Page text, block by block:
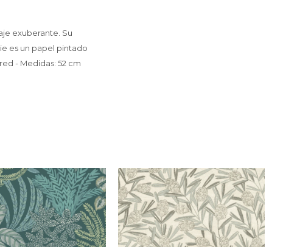
exuberante. Su
es un papel pintado
- Medidas: 52 cm